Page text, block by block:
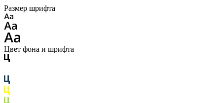
Размер шрифта
Цвет фона и шрифта